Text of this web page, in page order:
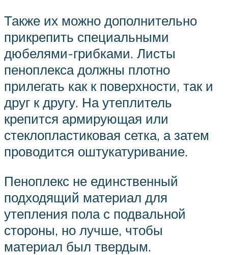
Также их можно дополнительно
прикрепить специальными
дюбелями-грибками. Листы
пеноплекса должны плотно
прилегать как к поверхности, так и
друг к другу. На утеплитель
крепится армирующая или
стеклопластиковая сетка, а затем
проводится оштукатуривание.
Пеноплекс не единственный
подходящий материал для
утепления пола с подвальной
стороны, но лучше, чтобы
материал был твердым.